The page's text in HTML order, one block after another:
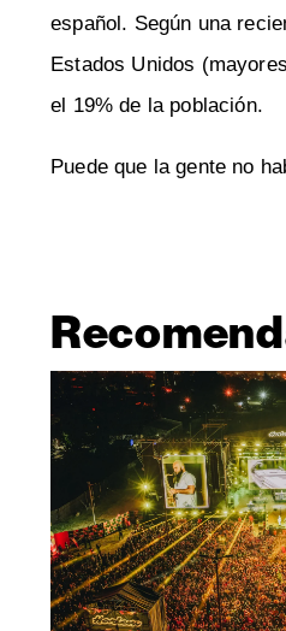
español. Según una
Estados Unidos
el 19% de la población.
Puede que la gente no